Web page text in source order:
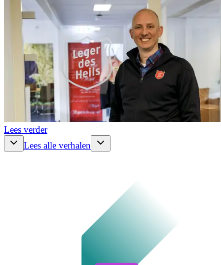
Lees verder
Lees alle verhalen